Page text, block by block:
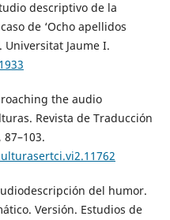
descriptivo de la
de ‘Ocho apellidos
Universitat Jaume I.
the audio
Revista de Traducción
del humor.
Versión. Estudios de